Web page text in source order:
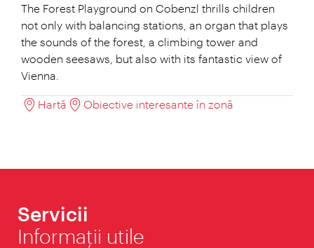
The Forest Playground on Cobenzl thrills children
not only with balancing stations, an organ that plays
the sounds of the forest, a climbing tower and
wooden seesaws, but also with its fantastic view of
Vienna.
Hartă Obiective interesante în zonă
Servicii
Informaţii utile